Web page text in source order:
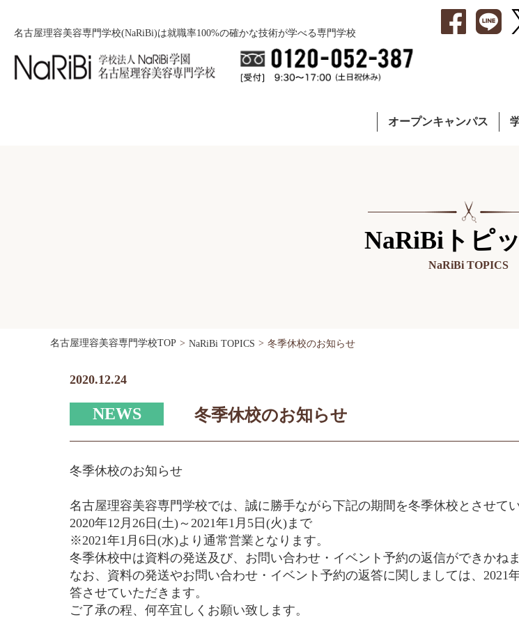
名古屋理容美容専門学校(NaRiBi)は就職率100%の確かな技術が学べる専門学校
オープンキャンパス
キャンパスライフ
学費についてOG
NaRiBiトピ
NaRiBi TOPICS
名古屋理容美容専門学校TOP NaRiBi TOPICS 冬季休校のお知らせ
2020.12.24
NEWS 冬季休校のお知らせ
冬季休校のお知らせ
名古屋理容美容専門学校では、誠に勝手ながら下記の期間を冬季休校とさせて
2020年12月26日(土)～2021年1月5日(火)まで
※2021年1月6日(水)より通常営業となります。
冬季休校中は資料の発送及び、お問い合わせ・イベント予約の返信ができかね
なお、資料の発送やお問い合わせ・イベント予約の返答に関しましては、2021
答させていただきます。
ご了承の程、何卒宜しくお願い致します。